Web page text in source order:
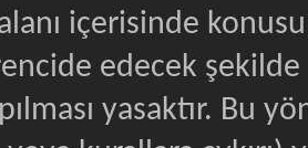
içerisinde
edecek şekilde
yasaktır. Bu